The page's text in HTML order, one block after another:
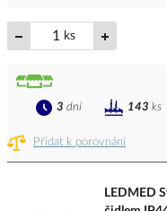
ks
Přidat k porovnání
3 dní 143 ks
LEDMED